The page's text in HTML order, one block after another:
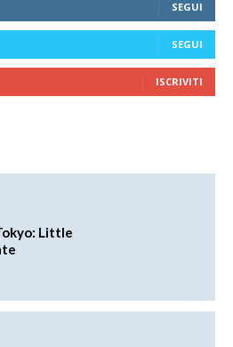
SEGUI
SEGUI
ISCRIVITI
Little